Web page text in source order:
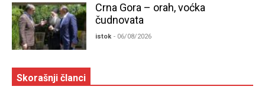
Crna Gora – orah, voćka
čudnovata
istok - 06/08/2026
Skorašnji članci